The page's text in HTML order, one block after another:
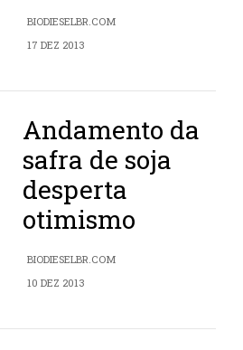
BIODIESELBR.COM
17 DEZ 2013
Andamento da
safra de soja
desperta
otimismo
BIODIESELBR.COM
10 DEZ 2013